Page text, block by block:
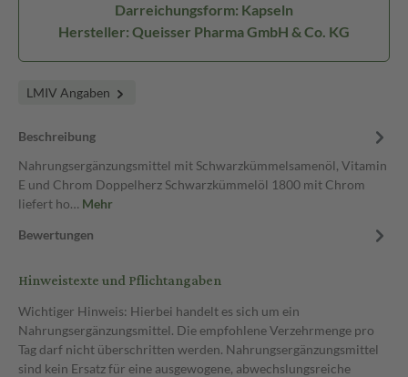
Darreichungsform: Kapseln
Hersteller: Queisser Pharma GmbH & Co. KG
LMIV Angaben
Beschreibung
Nahrungsergänzungsmittel mit Schwarzkümmelsamenöl, Vitamin
E und Chrom Doppelherz Schwarzkümmelöl 1800 mit Chrom
liefert ho… Mehr
Bewertungen
Hinweistexte und Pflichtangaben
Wichtiger Hinweis: Hierbei handelt es sich um ein
Nahrungsergänzungsmittel. Die empfohlene Verzehrmenge pro
Tag darf nicht überschritten werden. Nahrungsergänzungsmittel
sind kein Ersatz für eine ausgewogene, abwechslungsreiche